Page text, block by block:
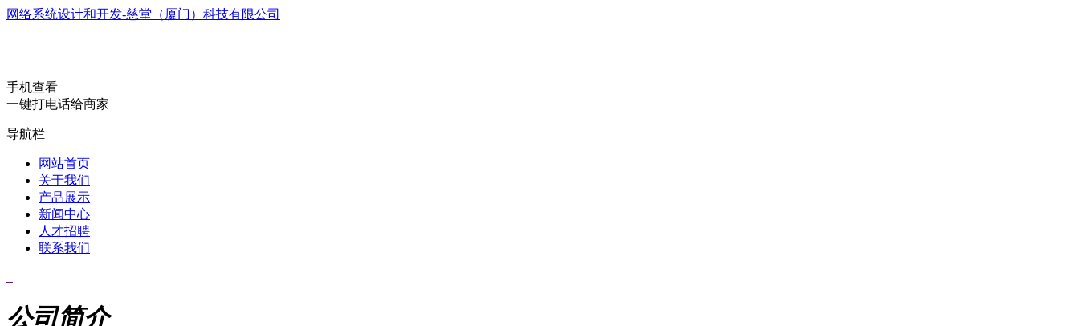
网络系统设计和开发-慈堂（厦门）科技有限公司
手机查看
一键打电话给商家
导航栏
网站首页
关于我们
产品展示
新闻中心
人才招聘
联系我们
公司简介